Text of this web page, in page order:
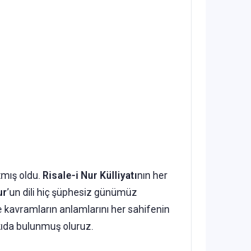
oldu. Risale-i Nur Külliyatının her
’un dili hiç şüphesiz günümüz
anlamlarını her sahifenin
bulunmuş oluruz.